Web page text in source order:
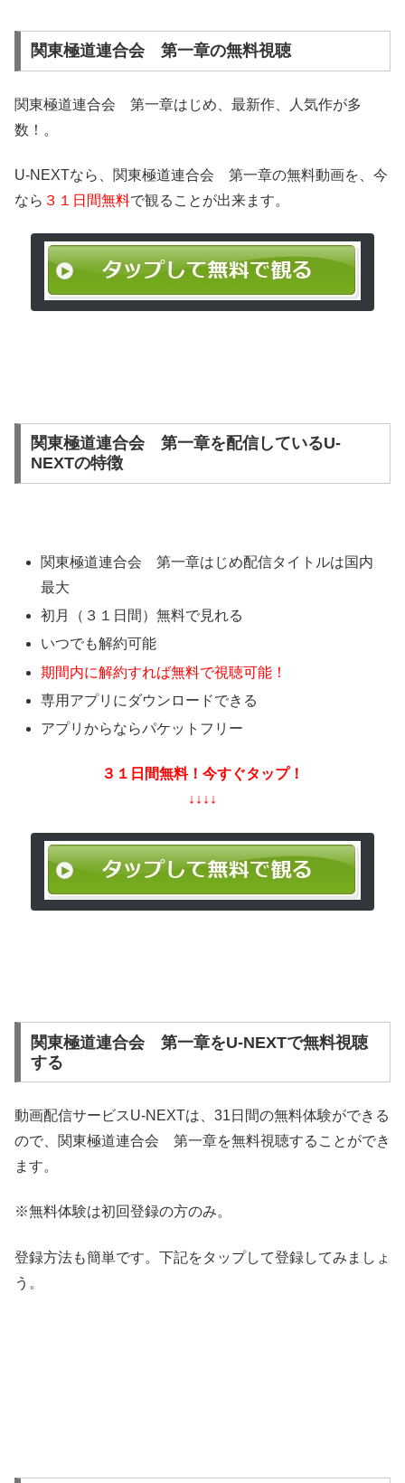
関東極道連合会 第一章の無料視聴
関東極道連合会 第一章はじめ、最新作、人気作が多
数！。
U-NEXTなら、関東極道連合会 第一章の無料動画を、今
なら ３１日間無料で観ることが出来ます。
関東極道連合会 第一章を配信しているU-
NEXTの特徴
関東極道連合会 第一章はじめ配信タイトルは国内
最大
初月（３１日間）無料で見れる
いつでも解約可能
期間内に解約すれば無料で視聴可能！
専用アプリにダウンロードできる
アプリからならパケットフリー
３１日間無料！今すぐタップ！
↓↓↓↓
関東極道連合会 第一章をU-NEXTで無料視聴
する
動画配信サービスU-NEXTは、31日間の無料体験ができる
ので、関東極道連合会 第一章を無料視聴することができ
ます。
※無料体験は初回登録の方のみ。
登録方法も簡単です。下記をタップして登録してみましょ
う。